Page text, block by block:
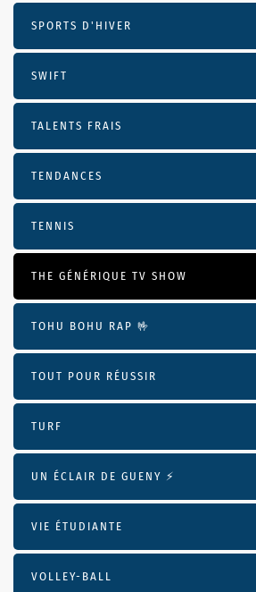
SPORTS D'HIVER
SWIFT
TALENTS FRAIS
TENDANCES
TENNIS
THE GÉNÉRIQUE TV SHOW
TOHU BOHU RAP 🤟
TOUT POUR RÉUSSIR
TURF
UN ÉCLAIR DE GUENY ⚡️
VIE ÉTUDIANTE
VOLLEY-BALL